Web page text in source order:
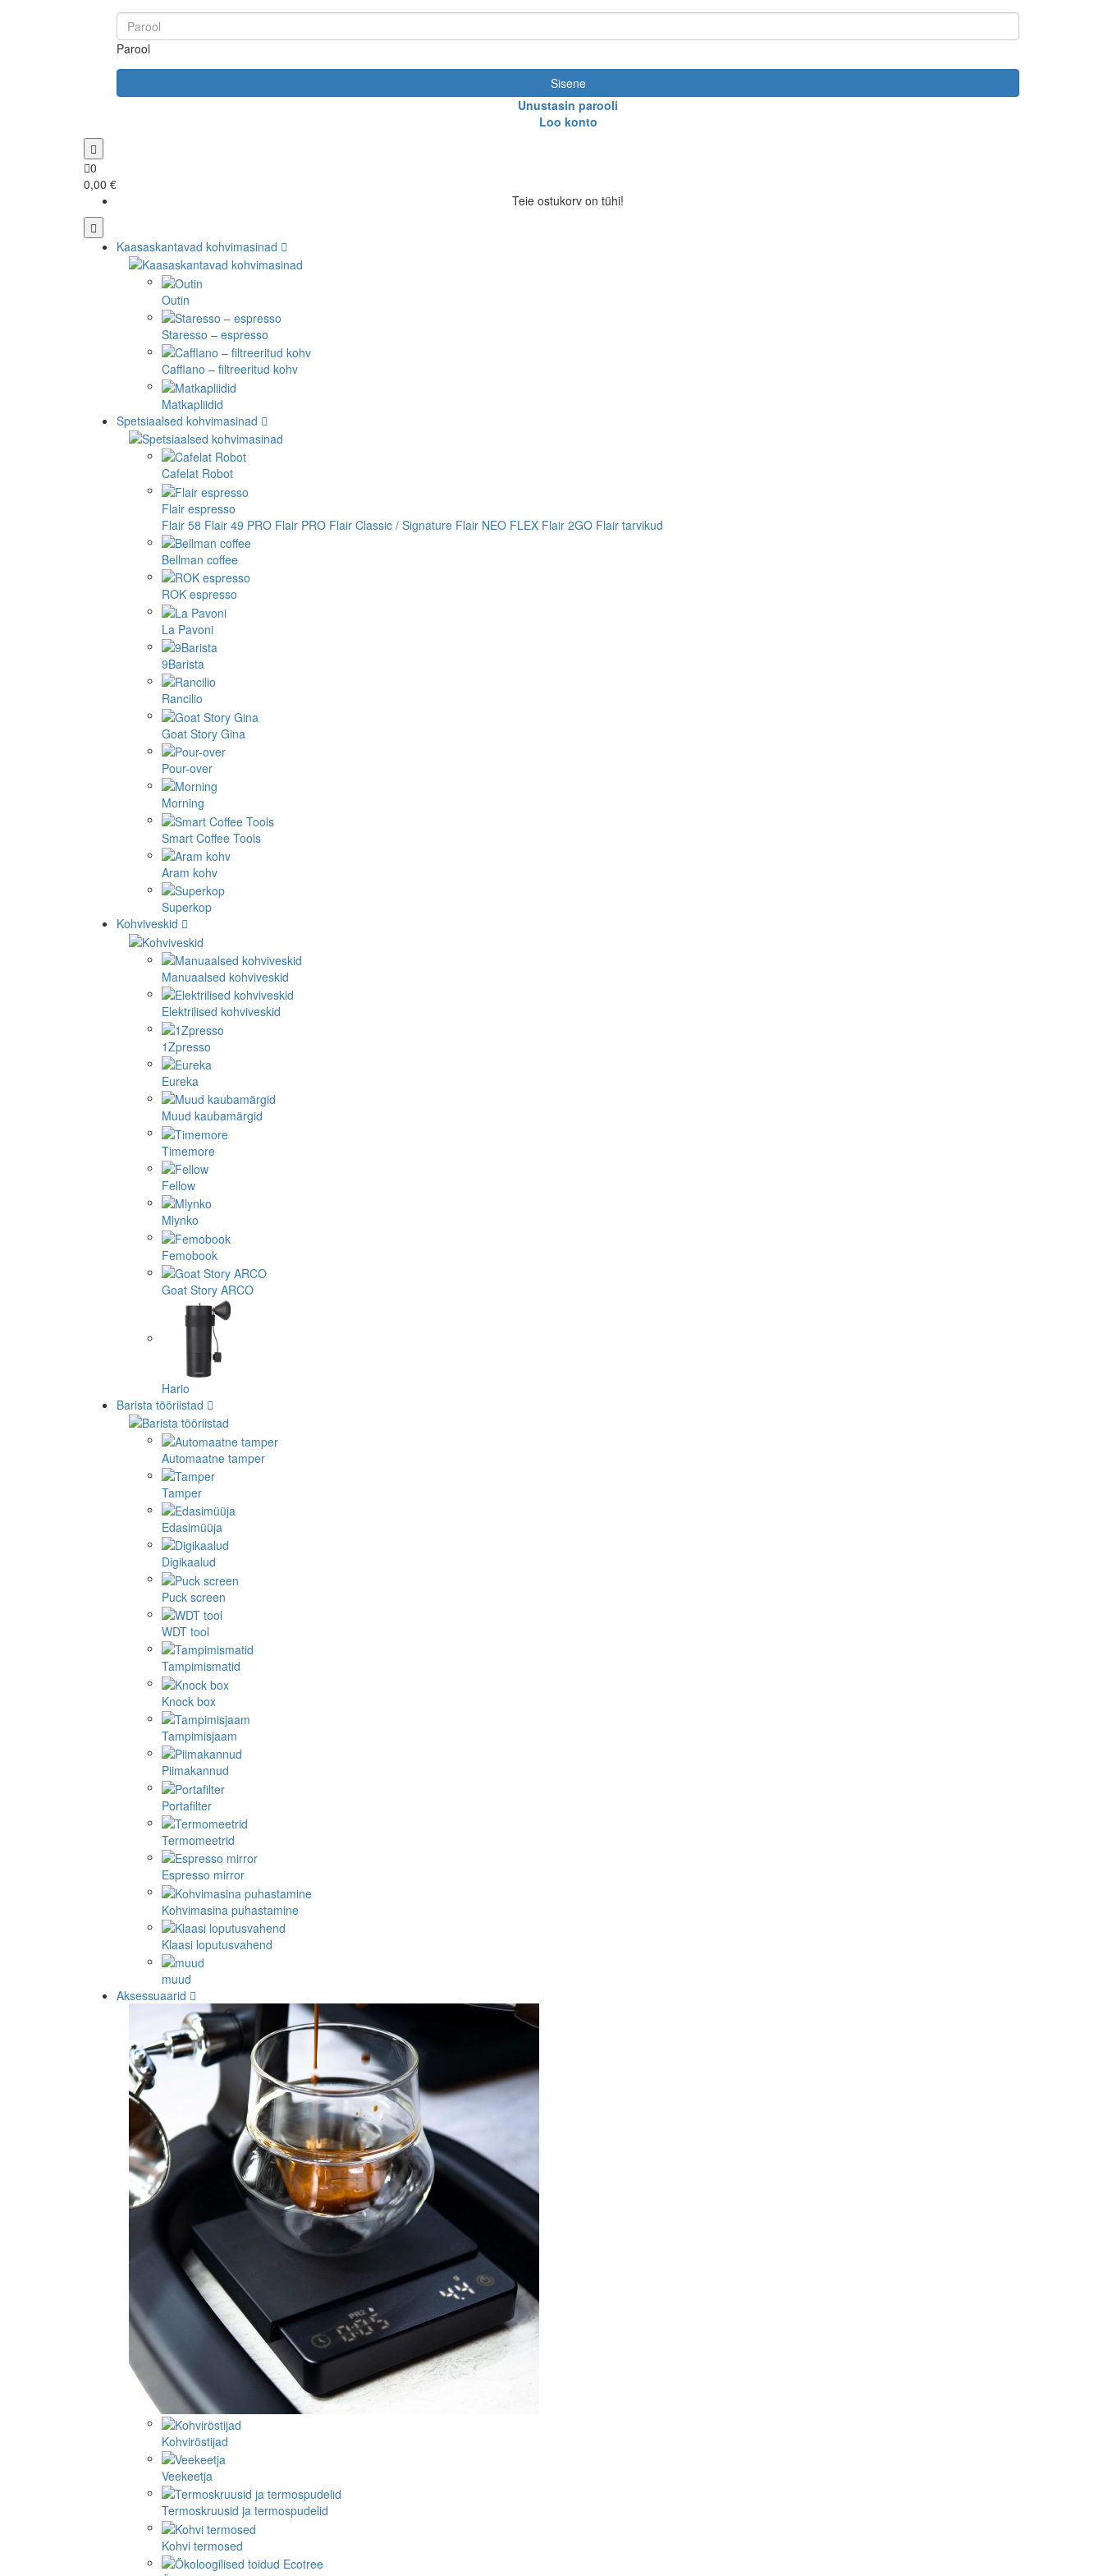
Parool
Sisene
Unustasin parooli
Loo konto
0
0,00 €
Teie ostukorv on tühi!
Kaasaskantavad kohvimasinad
Outin
Staresso – espresso
Cafflano – filtreeritud kohv
Matkapliidid
Spetsiaalsed kohvimasinad
Cafelat Robot
Flair espresso
Flair 58 Flair 49 PRO Flair PRO Flair Classic / Signature Flair NEO FLEX Flair 2GO Flair tarvikud
Bellman coffee
ROK espresso
La Pavoni
9Barista
Rancilio
Goat Story Gina
Pour-over
Morning
Smart Coffee Tools
Aram kohv
Superkop
Kohviveskid
Manuaalsed kohviveskid
Elektrilised kohviveskid
1Zpresso
Eureka
Muud kaubamärgid
Timemore
Fellow
Mlynko
Femobook
Goat Story ARCO
Hario
Barista tööriistad
Automaatne tamper
Tamper
Edasimüüja
Digikaalud
Puck screen
WDT tool
Tampimismatid
Knock box
Tampimisjaam
Piimakannud
Portafilter
Termomeetrid
Espresso mirror
Kohvimasina puhastamine
Klaasi loputusvahend
muud
Aksessuaarid
Kohviröstijad
Veekeetja
Termoskruusid ja termospudelid
Kohvi termosed